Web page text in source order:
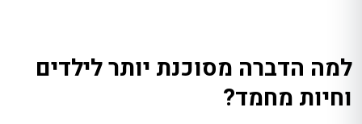
למה הדברה מסוכנת יותר לילדים
וחיות מחמד?